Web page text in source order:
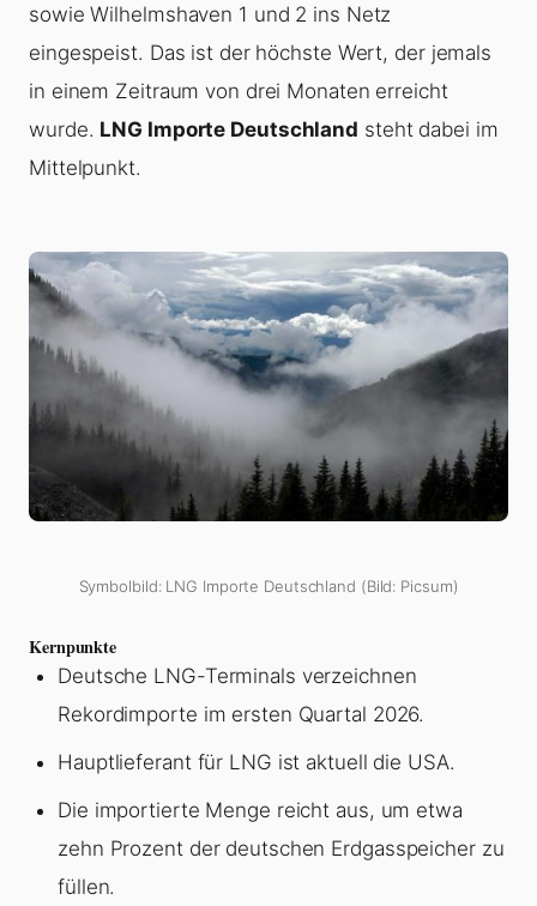
sowie Wilhelmshaven 1 und 2 ins Netz
eingespeist. Das ist der höchste Wert, der jemals
in einem Zeitraum von drei Monaten erreicht
wurde. LNG Importe Deutschland steht dabei im
Mittelpunkt.
Symbolbild: LNG Importe Deutschland (Bild: Picsum)
Kernpunkte
Deutsche LNG-Terminals verzeichnen
Rekordimporte im ersten Quartal 2026.
Hauptlieferant für LNG ist aktuell die USA.
Die importierte Menge reicht aus, um etwa
zehn Prozent der deutschen Erdgasspeicher zu
füllen.